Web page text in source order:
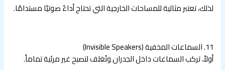
لذلك، تعتبر مثالية للمساحات الخارجية التي تحتاج أداءً صوتيًا مستدامًا.
11. السماعات المخفية (Invisible Speakers)
أولاً، تركب السماعات داخل الجدران وتُغلف لتصبح غير مرئية تماماً.